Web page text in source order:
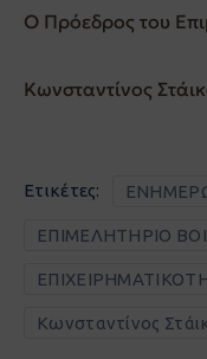
Ο Πρόεδρος του
Κωνσταντίνος
Ετικέτες:
ΕΠΙΜΕΛΗΤΗΡΙΟ
Κωνσταντίνος